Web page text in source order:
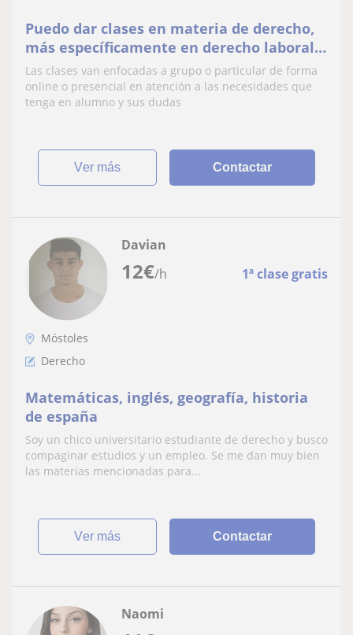
Puedo dar clases en materia de derecho,
más específicamente en derecho laboral y
de Seguridad Social enfocados a la
abogacía, pero tengo conocimientos en
todas las ramas del derecho a nivel
Las clases van enfocadas a grupo o particular de forma
online o presencial en atención a las necesidades que
tenga en alumno y sus dudas
ver más Contactar
12€/h 1ª clase gratis
Davian
Móstoles
Derecho
Matemáticas, inglés, geografía, historia
de españa
Soy un chico universitario estudiante de derecho y busco
compaginar estudios y un empleo. Se me dan muy bien
las materias mencionadas para...
ver más Contactar
Naomi